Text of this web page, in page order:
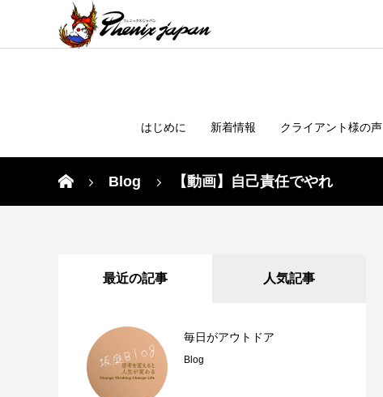
はじめに 新着情報 クライアント様の声
Blog 【動画】自己責任でやれ
最近の記事 人気記事
毎日がアウトドア
Blog